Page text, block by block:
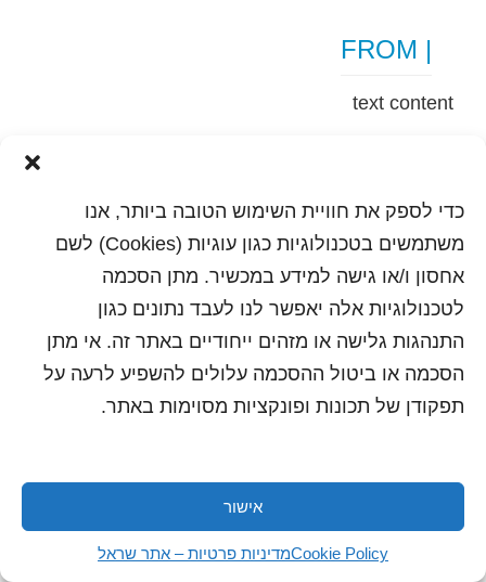
כדי לספק את חוויית השימוש הטובה ביותר, אנו
משתמשים בטכנולוגיות כגון עוגיות (Cookies) לשם
אחסון ו/או גישה למידע במכשיר. מתן הסכמה
לטכנולוגיות אלה יאפשר לנו לעבד נתונים כגון
התנהגות גלישה או מזהים ייחודיים באתר זה. אי מתן
הסכמה או ביטול ההסכמה עלולים להשפיע לרעה על
תפקודן של תכונות ופונקציות מסוימות באתר.
אישור
Cookie Policyמדיניות פרטיות – אתר שראל
| FROM
text content
שלח לחבר
כל הזכויות שמורות לשראל 2018 | עיצוב ותכנות: סטודיו
"היוצרים"